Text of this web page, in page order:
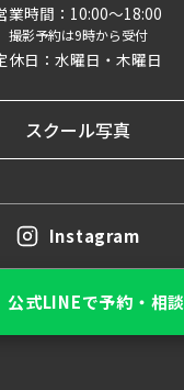
業時間：10:00〜18:00
撮影予約は9時から受付
休日：水曜日・木曜日
スクール写真
Instagram
公式LINEで予約・相談